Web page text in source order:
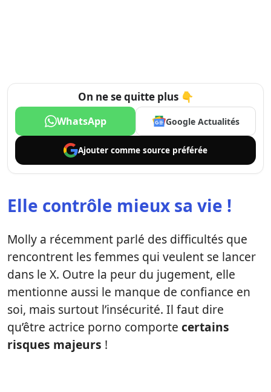
On ne se quitte plus 👇
WhatsApp Google Actualités
Ajouter comme source préférée
Elle contrôle mieux sa vie !
Molly a récemment parlé des difficultés que
rencontrent les femmes qui veulent se lancer
dans le X. Outre la peur du jugement, elle
mentionne aussi le manque de confiance en
soi, mais surtout l’insécurité. Il faut dire
qu’être actrice porno comporte certains
risques majeurs !